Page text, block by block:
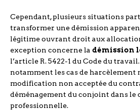
Cependant, plusieurs situations
transformer une démission
légitime ouvrant droit aux
exception concerne la démission
l’article R. 5422-1 du Code du
notamment les cas de harcèlement
modification non acceptée du
déménagement du conjoint dans le
professionnelle.